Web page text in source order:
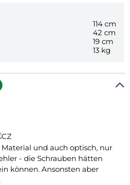
114 cm
42 cm
19 cm
13 kg
und auch optisch, nur
- die Schrauben hätten
können. Ansonsten aber